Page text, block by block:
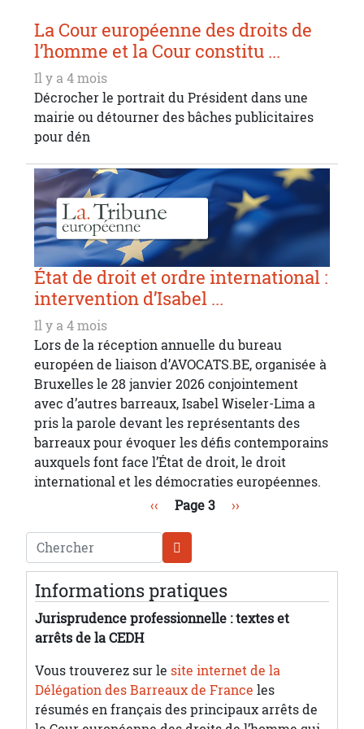
La Cour européenne des droits de
l’homme et la Cour constitu ...
Il y a 4 mois
Décrocher le portrait du Président dans une
mairie ou détourner des bâches publicitaires
pour dén
État de droit et ordre international :
intervention d’Isabel ...
Il y a 4 mois
Lors de la réception annuelle du bureau
européen de liaison d’AVOCATS.BE, organisée à
Bruxelles le 28 janvier 2026 conjointement
avec d’autres barreaux, Isabel Wiseler-Lima a
pris la parole devant les représentants des
barreaux pour évoquer les défis contemporains
auxquels font face l’État de droit, le droit
international et les démocraties européennes.
Page précédente
‹‹ Page 3 Page suivante
››
Chercher
Informations pratiques
Jurisprudence professionnelle : textes et
arrêts de la CEDH
Vous trouverez sur le site internet de la
Délégation des Barreaux de France les
résumés en français des principaux arrêts de